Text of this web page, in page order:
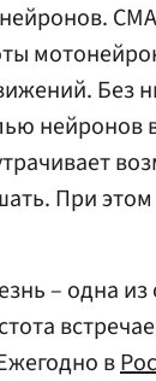
Без
При
– одна
в